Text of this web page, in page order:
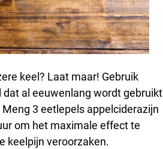
keel? Laat maar! Gebruik
al eeuwenlang wordt gebruikt
3 eetlepels appelciderazijn
om het maximale effect te
keelpijn veroorzaken.